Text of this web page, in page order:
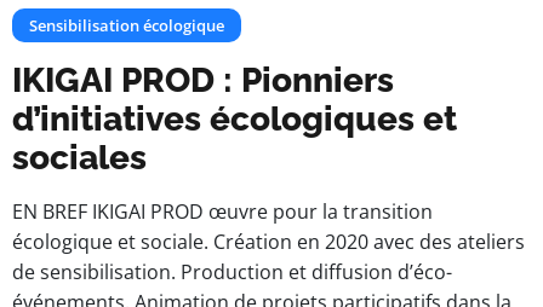
Sensibilisation écologique
IKIGAI PROD : Pionniers
d’initiatives écologiques et
sociales
EN BREF IKIGAI PROD œuvre pour la transition
écologique et sociale. Création en 2020 avec des ateliers
de sensibilisation. Production et diffusion d’éco-